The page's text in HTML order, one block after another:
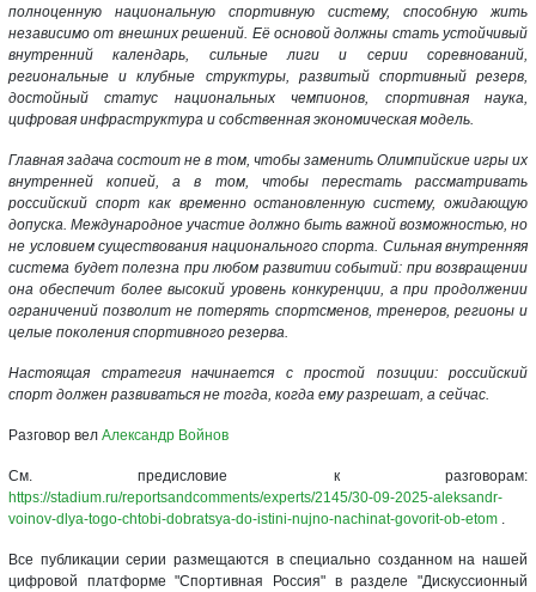
полноценную национальную спортивную систему, способную жить
независимо от внешних решений. Её основой должны стать устойчивый
внутренний календарь, сильные лиги и серии соревнований,
региональные и клубные структуры, развитый спортивный резерв,
достойный статус национальных чемпионов, спортивная наука,
цифровая инфраструктура и собственная экономическая модель.
Главная задача состоит не в том, чтобы заменить Олимпийские игры их
внутренней копией, а в том, чтобы перестать рассматривать
российский спорт как временно остановленную систему, ожидающую
допуска. Международное участие должно быть важной возможностью, но
не условием существования национального спорта. Сильная внутренняя
система будет полезна при любом развитии событий: при возвращении
она обеспечит более высокий уровень конкуренции, а при продолжении
ограничений позволит не потерять спортсменов, тренеров, регионы и
целые поколения спортивного резерва.
Настоящая стратегия начинается с простой позиции: российский
спорт должен развиваться не тогда, когда ему разрешат, а сейчас.
Разговор вел Александр Войнов
См. предисловие к разговорам:
https://stadium.ru/reportsandcomments/experts/2145/30-09-2025-aleksandr-
voinov-dlya-togo-chtobi-dobratsya-do-istini-nujno-nachinat-govorit-ob-etom .
Все публикации серии размещаются в специально созданном на нашей
цифровой платформе "Спортивная Россия" в разделе "Дискуссионный